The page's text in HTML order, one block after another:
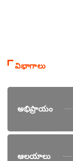
విభాగాలు
అభిప్రాయం
ఆలయాలు